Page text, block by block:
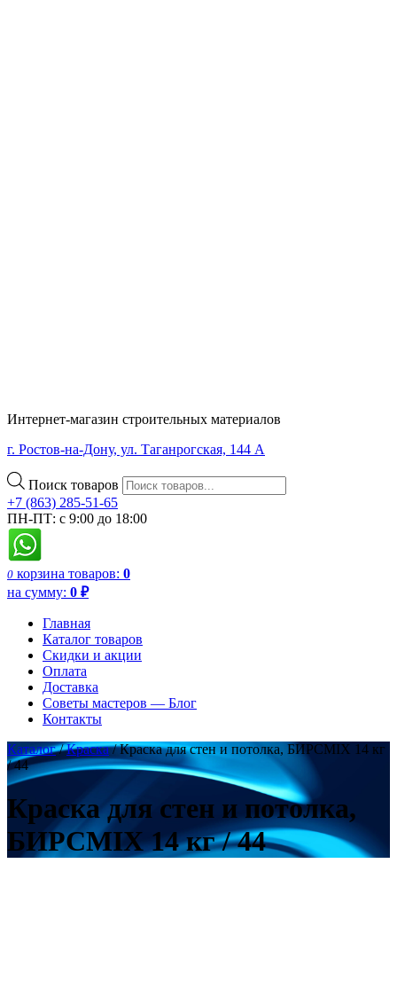
Интернет-магазин строительных материалов
г. Ростов-на-Дону, ул. Таганрогская, 144 А
Поиск товаров
+7 (863) 285-51-65
ПН-ПТ: с 9:00 до 18:00
0 корзина товаров: 0
на сумму: 0 ₽
Главная
Каталог товаров
Скидки и акции
Оплата
Доставка
Советы мастеров — Блог
Контакты
Каталог/Краска/ Краска для стен и потолка, БИРСMIX 14 кг
/ 44
Краска для стен и потолка,
БИРСMIX 14 кг / 44